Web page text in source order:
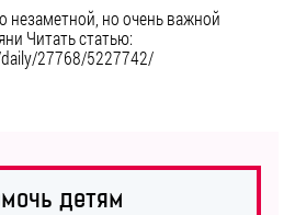
незаметной, но очень важной
Читать статью:
27768/5227742/
детям